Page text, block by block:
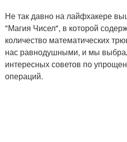
Не так давно на лайфхакере
"Магия Чисел", в которой
количество математических
нас равнодушными, и мы
интересных советов по
операций.